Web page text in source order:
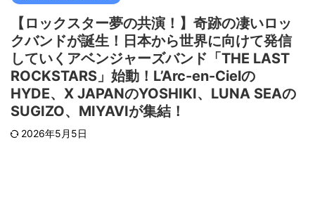
【ロックスター夢の共演！】奇跡の凄いロッ
クバンドが誕生！日本から世界に向けて発信
していくアベンジャーズバンド「THE LAST
ROCKSTARS」始動！L’Arc-en-Cielの
HYDE、X JAPANのYOSHIKI、LUNA SEAの
SUGIZO、MIYAVIが集結！
2026年5月5日